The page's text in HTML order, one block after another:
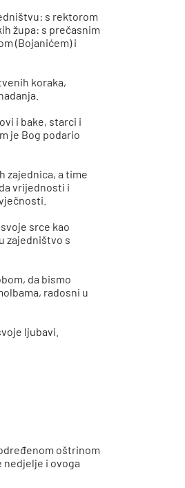
s rektorom
župa: s prečasnim
(Bojanićem) i
koraka,
i bake, starci i
je Bog podario
zajednica, a time
vrijednosti i
srce kao
zajedništvo s
da bismo
radosni u
ljubavi.
oštrinom
nedjelje i ovoga